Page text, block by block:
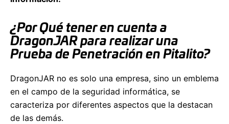
¿Por Qué tener en cuenta a
DragonJAR para realizar una
Prueba de Penetración en Pitalito?
DragonJAR no es solo una empresa, sino un emblema
en el campo de la seguridad informática, se
caracteriza por diferentes aspectos que la destacan
de las demás.